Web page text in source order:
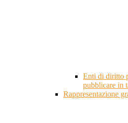
Enti di diritto
pubblicare in
Rappresentazione